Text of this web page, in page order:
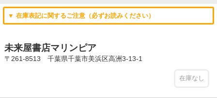
▼ 在庫表記に関するご注意（必ずお読みください）
未来屋書店マリンピア
〒261-8513 千葉県千葉市美浜区高洲3-13-1
在庫なし